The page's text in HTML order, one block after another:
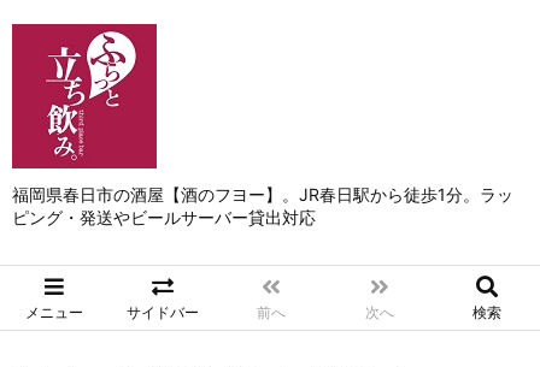
福岡県春日市の酒屋【酒のフヨー】。JR春日駅から徒歩1分。ラッ
ピング・発送やビールサーバー貸出対応
メニュー サイドバー 前へ 次へ 検索